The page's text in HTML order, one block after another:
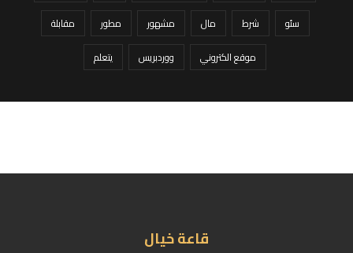
سئو
شرط مال مشهور مطور
مقابلة
موقع الكتروني
ووردبريس يتعلم
قاعة خيال